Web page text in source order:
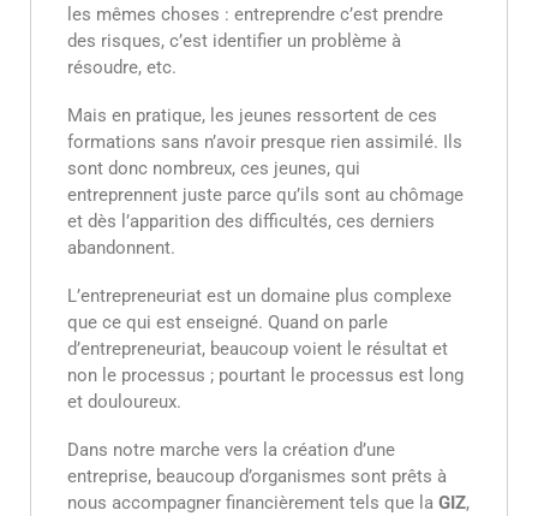
les mêmes choses : entreprendre c’est prendre
des risques, c’est identifier un problème à
résoudre, etc.
Mais en pratique, les jeunes ressortent de ces
formations sans n’avoir presque rien assimilé. Ils
sont donc nombreux, ces jeunes, qui
entreprennent juste parce qu’ils sont au chômage
et dès l’apparition des difficultés, ces derniers
abandonnent.
L’entrepreneuriat est un domaine plus complexe
que ce qui est enseigné. Quand on parle
d’entrepreneuriat, beaucoup voient le résultat et
non le processus ; pourtant le processus est long
et douloureux.
Dans notre marche vers la création d’une
entreprise, beaucoup d’organismes sont prêts à
nous accompagner financièrement tels que la GIZ,